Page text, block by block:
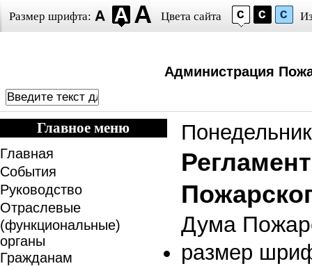
Размер шрифта: Цвета сайта
Администрация
Главное меню
Главная
События
Руководство
Отраслевые
(функциональные)
органы
Гражданам
Дума
размер